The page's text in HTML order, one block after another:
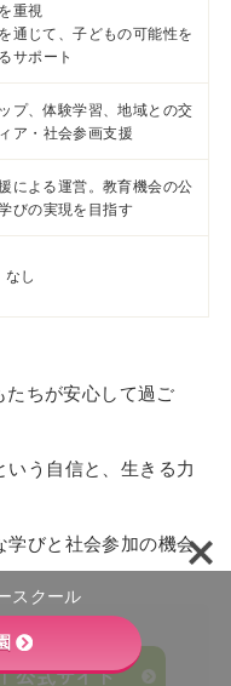
を重視
通じて、子どもの可能性を
サポート
プ、体験学習、地域との交
ア・社会参画支援
による運営。教育機会の公
びの実現を目指す
なし
たちが安心して過ご
う自信と、生きる力
学びと社会参加の機会
公式サイト
スクール